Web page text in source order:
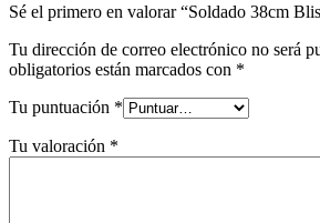
Sé el primero en valorar “Soldado 38cm
Tu dirección de correo electrónico no será
obligatorios están marcados con *
Tu puntuación *
Tu valoración *